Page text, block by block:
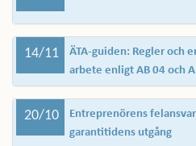
14/11
ÄTA-guiden: Regler och
arbete enligt AB 04 och
20/10
Entreprenörens
garantitidens utgång